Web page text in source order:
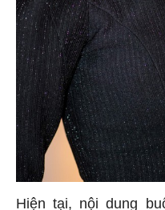
Hiện tại, nội dung